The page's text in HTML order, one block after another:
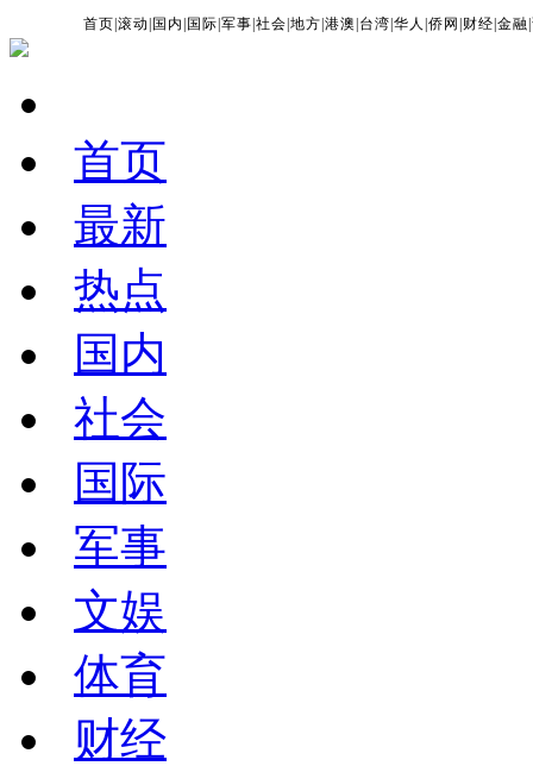
首页 |滚动 国内 国际 |军事 |社会 |地方 |港澳 台湾 |华人 |侨网 财经 |金融 |
首页
最新
热点
国内
社会
国际
军事
文娱
体育
财经